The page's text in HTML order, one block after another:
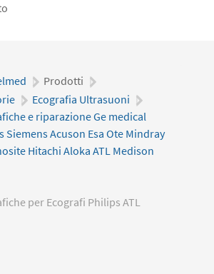
| Prodotti |
| Ecografia Ultrasuoni |
e riparazione Ge medical
Siemens Acuson Esa Ote Mindray
Hitachi Aloka ATL Medison
per Ecografi Philips ATL